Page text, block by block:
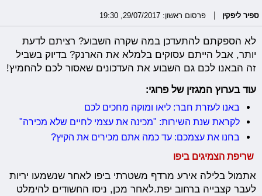
ספיר ליפקין פרסום ראשון: 29/07/2017, 19:30
לא הספקתם להתעדכן במה שקרה השבוע? רציתם לדעת
יותר, אבל הייתם עסוקים בלמלא את הארנק? בדיוק בשביל
זה הבאנו לכם גם השבוע את העדכונים שאסור לכם להחמיץ!
עוד בערוץ המגזין של פרוגי:
באנו לעזרת חבר: ליאו ומוקה מחכים לכם
לקראת שנת השירות: "מכינה את עצמי לחיים שלא מכירה"
בחנו את עצמכם: עד כמה אתם מכירים את הקיץ?
שריפת הצמיגים ביפו
אתמול בלילה אירע מרדף משטרתי ביפו לאחר שנשמעו יריות
לעבר קצבייה ברחוב יפת.לאחר מכן, ניסו החשודים להימלט